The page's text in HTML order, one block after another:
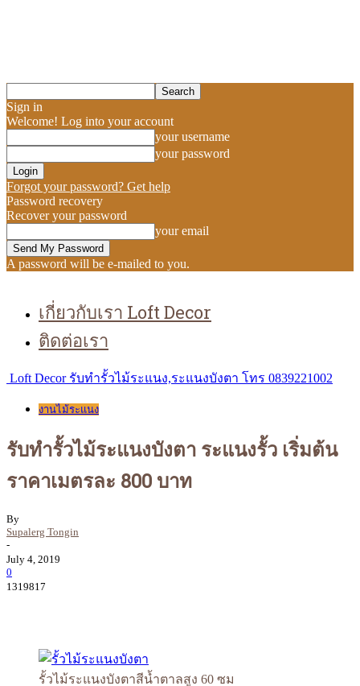
Sign in
Welcome! Log into your account
your username
your password
Forgot your password? Get help
Password recovery
Recover your password
your email
A password will be e-mailed to you.
เกี่ยวกับเรา Loft Decor
ติดต่อเรา
Loft Decor รับทำรั้วไม้ระแนง,ระแนงบังตา โทร 0839221002
งานไม้ระแนง
รับทำรั้วไม้ระแนงบังตา ระแนงรั้ว เริ่มต้น
ราคาเมตรละ 800 บาท
By
Supalerg Tongin
-
July 4, 2019
0
1319817
รั้วไม้ระแนงบังตาสีน้ำตาลสูง 60 ซม